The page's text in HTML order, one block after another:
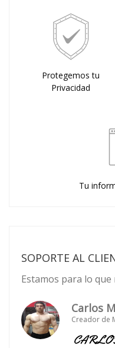
Protegemos tu
Privacidad
Tu
SOPORTE AL
Estamos para lo que
Carlos
Creador de